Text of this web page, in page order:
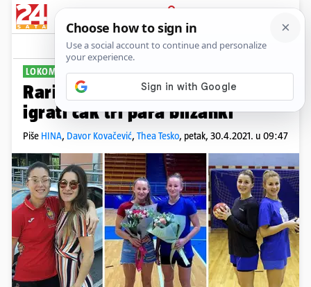
PRIJAVA
Sport Komentari
LOKOMOTIVA PROTIV MALAGE
Raritetno finale: Na terenu će
igrati čak tri para blizanki
Piše HINA, Davor Kovačević, Thea Tesko, petak, 30.4.2021. u 09:47